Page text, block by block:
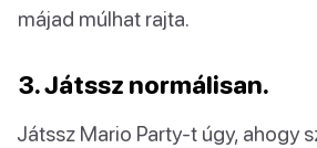
májad múlhat rajta.
3. Játssz normálisan.
Játssz Mario Party-t úgy, ahogy